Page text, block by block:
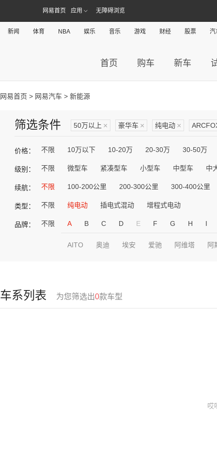
网易首页 应用 无障碍浏览
新闻 体育 NBA 娱乐 音乐 游戏 财经 股票 汽
首页 购车 新车
网易首页 > 网易汽车 > 新能源
筛选条件 50万以上 × 豪华车 × 纯电动 ×
价格： 不限 10万以下 10-20万 20-30万 30-50万
级别： 不限 微型车 紧凑型车 小型车 中型车 中
续航： 不限 100-200公里 200-300公里 300-400公里
类型： 不限 纯电动 插电式混动 增程式电动
品牌： 不限 A B C D E F G H I
AITO 奥迪 埃安 爱驰 阿维塔 阿
车系列表 为您筛选出0款车型
哎